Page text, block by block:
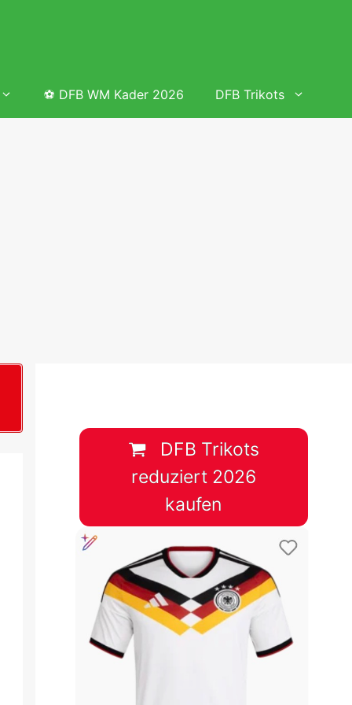
&
&
Tabelle
⚽ DFB WM Kader 2026 DFB Trikots
DFB Trikots
reduziert 2026
kaufen